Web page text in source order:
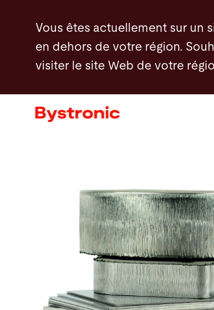
contenu
principal
Vous êtes actuellement sur un
en dehors de votre région.
visiter le site Web de votre
Services
Actualités - Presse
Entreprise
Recherche